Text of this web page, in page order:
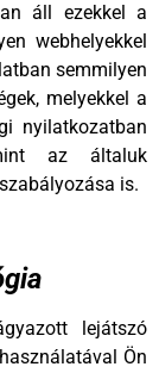
áll ezekkel a
webhelyekkel
semmilyen
melyekkel a
nyilatkozatban
az általuk
is.
lejátszó
Ön